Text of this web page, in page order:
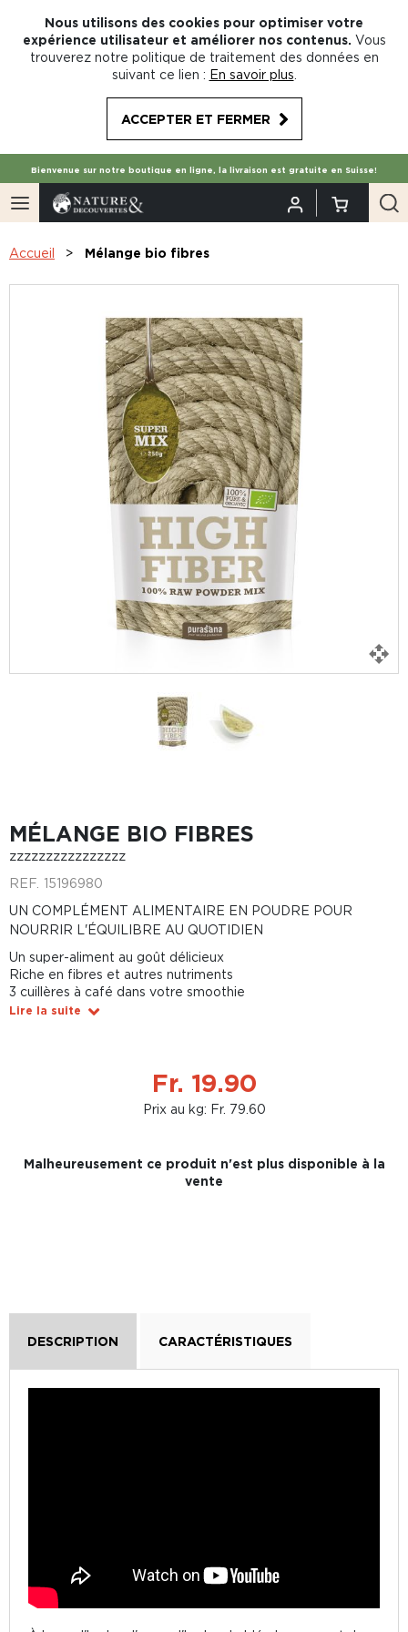
Nous utilisons des cookies pour optimiser votre
expérience utilisateur et améliorer nos contenus. Vous
trouverez notre politique de traitement des données en
suivant ce lien : En savoir plus
ACCEPTER ET FERMER
Bienvenue sur notre boutique en ligne, la livraison est gratuite en Suisse!
Accueil Mélange bio fibres
MÉLANGE BIO FIBRES
zzzzzzzzzzzzzzzz
REF. 15196980
UN COMPLÉMENT ALIMENTAIRE EN POUDRE POUR
NOURRIR L'ÉQUILIBRE AU QUOTIDIEN
Un super-aliment au goût délicieux
Riche en fibres et autres nutriments
3 cuillères à café dans votre smoothie
Lire la suite
Fr. 19.90
Prix au kg: Fr. 79.60
Malheureusement ce produit n'est plus disponible à la
vente
DESCRIPTION CARACTÉRISTIQUES